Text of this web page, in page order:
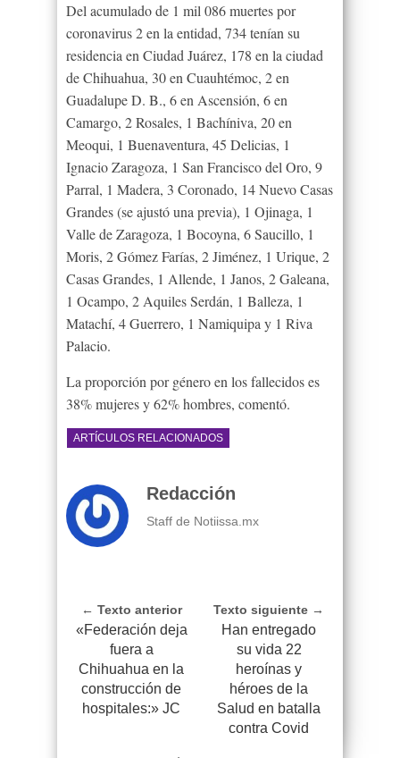
Del acumulado de 1 mil 086 muertes por
coronavirus 2 en la entidad, 734 tenían su
residencia en Ciudad Juárez, 178 en la ciudad
de Chihuahua, 30 en Cuauhtémoc, 2 en
Guadalupe D. B., 6 en Ascensión, 6 en
Camargo, 2 Rosales, 1 Bachíniva, 20 en
Meoqui, 1 Buenaventura, 45 Delicias, 1
Ignacio Zaragoza, 1 San Francisco del Oro, 9
Parral, 1 Madera, 3 Coronado, 14 Nuevo Casas
Grandes (se ajustó una previa), 1 Ojinaga, 1
Valle de Zaragoza, 1 Bocoyna, 6 Saucillo, 1
Moris, 2 Gómez Farías, 2 Jiménez, 1 Urique, 2
Casas Grandes, 1 Allende, 1 Janos, 2 Galeana,
1 Ocampo, 2 Aquiles Serdán, 1 Balleza, 1
Matachí, 4 Guerrero, 1 Namiquipa y 1 Riva
Palacio.
La proporción por género en los fallecidos es
38% mujeres y 62% hombres, comentó.
ARTÍCULOS RELACIONADOS
Redacción
Staff de Notiissa.mx
← Texto anterior
«Federación deja
fuera a
Chihuahua en la
construcción de
hospitales:» JC
Texto siguiente →
Han entregado
su vida 22
heroínas y
héroes de la
Salud en batalla
contra Covid